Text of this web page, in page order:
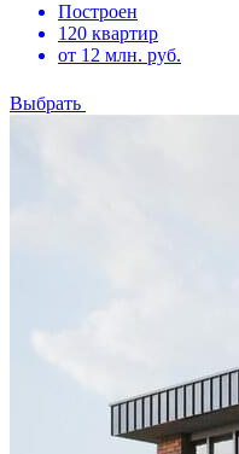
Построен
120 квартир
от 12 млн. руб.
Выбрать